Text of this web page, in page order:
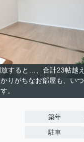
すると…、合計23帖越え
りがちなお部屋も、いつ
。
築年
駐車